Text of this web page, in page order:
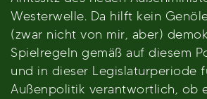
Westerwelle. Da hilft kein
(zwar nicht von mir, aber)
Spielregeln gemäß auf diesem
und in dieser Legislaturperiode
Außenpolitik verantwortlich, ob